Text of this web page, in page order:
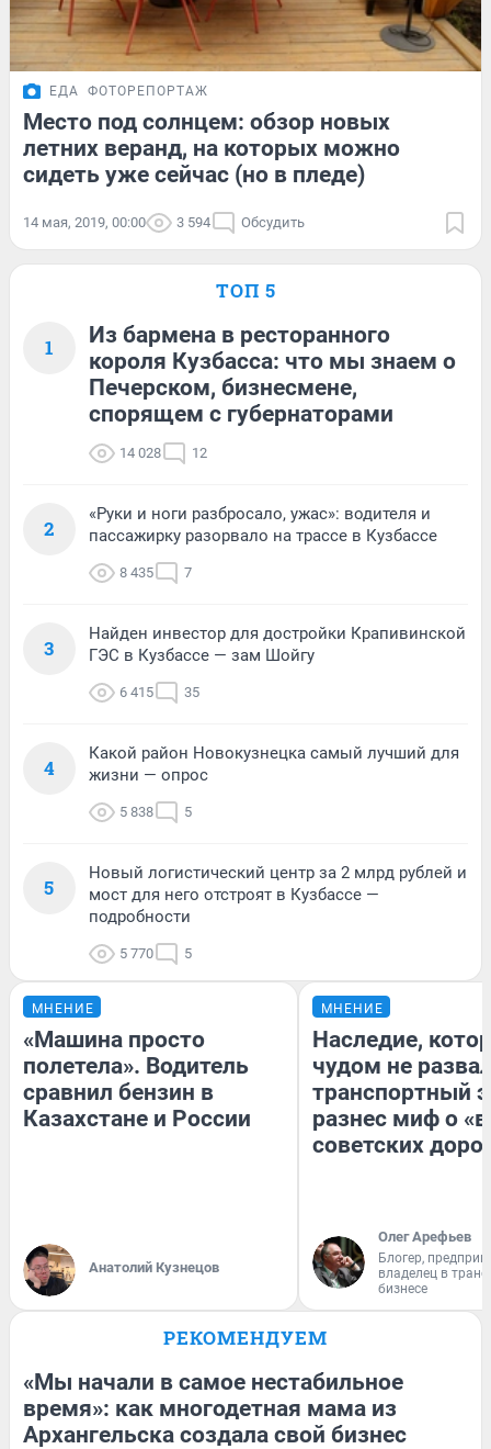
ЕДА ФОТОРЕПОРТАЖ
Место под солнцем: обзор новых
летних веранд, на которых можно
сидеть уже сейчас (но в пледе)
14 мая, 2019, 00:00 3 594 Обсудить
ТОП 5
1
Из бармена в ресторанного
короля Кузбасса: что мы знаем о
Печерском, бизнесмене,
спорящем с губернаторами
14 028 12
2
«Руки и ноги разбросало, ужас»: водителя и
пассажирку разорвало на трассе в Кузбассе
8 435 7
3
Найден инвестор для достройки Крапивинской
ГЭС в Кузбассе — зам Шойгу
6 415 35
4
Какой район Новокузнецка самый лучший для
жизни — опрос
5 838 5
5
Новый логистический центр за 2 млрд рублей и
мост для него отстроят в Кузбассе —
подробности
5 770 5
МНЕНИЕ
«Машина просто
полетела». Водитель
сравнил бензин в
Казахстане и России
Анатолий Кузнецов
МНЕНИЕ
Наследие,
чудом не
транспортный
разнес миф о
советских
Олег Арефьев
Блогер,
владелец в
бизнесе
РЕКОМЕНДУЕМ
«Мы начали в самое нестабильное
время»: как многодетная мама из
Архангельска создала свой бизнес